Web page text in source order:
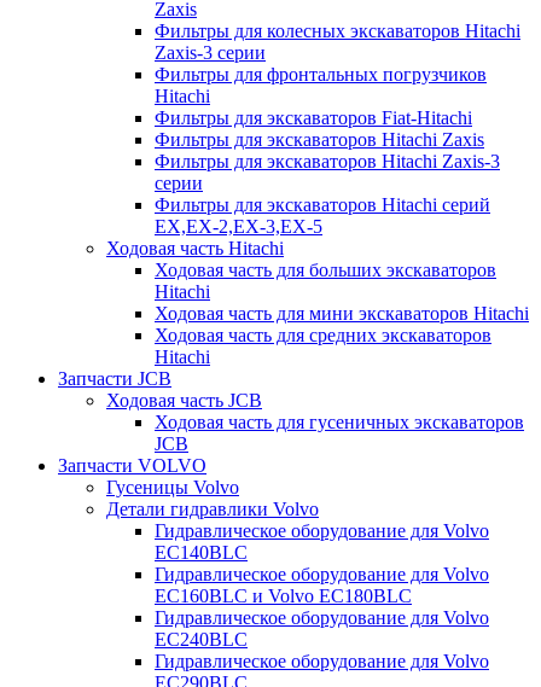
Zaxis
Фильтры для колесных экскаваторов Hitachi
Zaxis-3 серии
Фильтры для фронтальных погрузчиков
Hitachi
Фильтры для экскаваторов Fiat-Hitachi
Фильтры для экскаваторов Hitachi Zaxis
Фильтры для экскаваторов Hitachi Zaxis-3
серии
Фильтры для экскаваторов Hitachi серий
EX,EX-2,EX-3,EX-5
Ходовая часть Hitachi
Ходовая часть для больших экскаваторов
Hitachi
Ходовая часть для мини экскаваторов Hitachi
Ходовая часть для средних экскаваторов
Hitachi
Запчасти JCB
Ходовая часть JCB
Ходовая часть для гусеничных экскаваторов
JCB
Запчасти VOLVO
Гусеницы Volvo
Детали гидравлики Volvo
Гидравлическое оборудование для Volvo
EC140BLC
Гидравлическое оборудование для Volvo
EC160BLC и Volvo EC180BLC
Гидравлическое оборудование для Volvo
EC240BLC
Гидравлическое оборудование для Volvo
EC290BLC